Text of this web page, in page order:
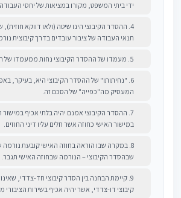
ידי ביתי המשפט, מקורו במציאות של יחסי העבודה
4. ההסדר הקיבוצי הינו שיטה (ולאו דווקא
תנאי העבודה של ציבור עובדים בדרך קיבוצית
5. מעמדו של ההסדר הקיבוצי נחות ממעמדו של ההסכם הקיבוצי.
6. "נחיתותו" של ההסדר הקיבוצי היא, בעיקר,
המעסיק מה"כפייה" של הסכם זה.
7. ההסדר הקיבוצי אמנם יהיה בלתי אכיף במישור
במישור האישי כחוזה אשר חלים עליו דיני החוזים.
8. במקרה שבו הוראה בחוזה האישי קובעת
שבהסדר הקיבוצי – הנורמה שבחוזה האישי תגבר.
9. קיימת הבחנה בין הסדר קיבוצי חד-צדדי,
קיבוצי דו-צדדי, אשר יהיה אכיף בשירות הציבורי